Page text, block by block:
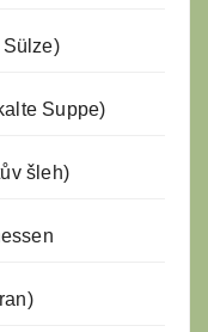
Suppe)
šleh)